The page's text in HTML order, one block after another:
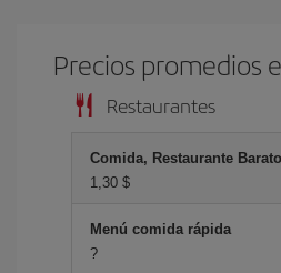
Precios promedios
Restaurantes
Comida, Restaurante Barato
1,30 $
Menú comida rápida
?